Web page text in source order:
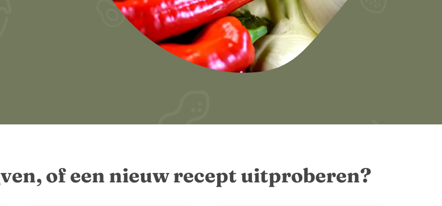
of een nieuw recept uitproberen?